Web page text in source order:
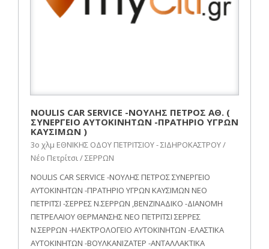
NOULIS CAR SERVICE -ΝΟΥΛΗΣ ΠΕΤΡΟΣ ΑΘ. (
ΣΥΝΕΡΓΕΙΟ ΑΥΤΟΚΙΝΗΤΩΝ -ΠΡΑΤΗΡΙΟ ΥΓΡΩΝ
ΚΑΥΣΙΜΩΝ )
3ο χλμ ΕΘΝΙΚΗΣ ΟΔΟΥ ΠΕΤΡΙΤΣΙΟΥ - ΣΙΔΗΡΟΚΑΣΤΡΟΥ /
Νέο Πετρίτσι / ΣΕΡΡΩΝ
NOULIS CAR SERVICE -ΝΟΥΛΗΣ ΠΕΤΡΟΣ ΣΥΝΕΡΓΕΙΟ
ΑΥΤΟΚΙΝΗΤΩΝ -ΠΡΑΤΗΡΙΟ ΥΓΡΩΝ ΚΑΥΣΙΜΩΝ ΝΕΟ
ΠΕΤΡΙΤΣΙ -ΣΕΡΡΕΣ Ν.ΣΕΡΡΩΝ ,ΒΕΝΖΙΝΑΔΙΚΟ -ΔΙΑΝΟΜΗ
ΠΕΤΡΕΛΑΙΟΥ ΘΕΡΜΑΝΣΗΣ ΝΕΟ ΠΕΤΡΙΤΣΙ ΣΕΡΡΕΣ
Ν.ΣΕΡΡΩΝ -ΗΛΕΚΤΡΟΛΟΓΕΙΟ ΑΥΤΟΚΙΝΗΤΩΝ -ΕΛΑΣΤΙΚΑ
ΑΥΤΟΚΙΝΗΤΩΝ -ΒΟΥΛΚΑΝΙΖΑΤΕΡ -ΑΝΤΑΛΛΑΚΤΙΚΑ